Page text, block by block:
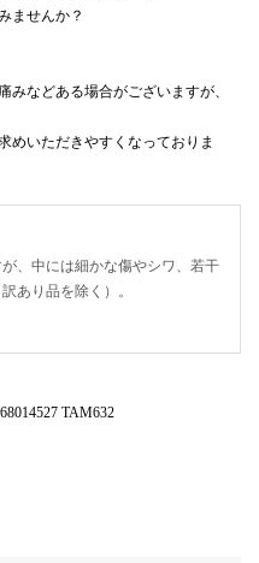
ませんか？
みなどある場合がございますが、
めいただきやすくなっておりま
、中には細かな傷やシワ、若干
あり品を除く）。
68014527 TAM632